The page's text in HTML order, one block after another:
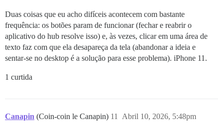
Duas coisas que eu acho difíceis acontecem com bastante
frequência: os botões param de funcionar (fechar e reabrir o
aplicativo do hub resolve isso) e, às vezes, clicar em uma área de
texto faz com que ela desapareça da tela (abandonar a ideia e
sentar-se no desktop é a solução para esse problema). iPhone 11.
1 curtida
Canapin (Coin-coin le Canapin) Abril 10, 2026, 5:48pm
11